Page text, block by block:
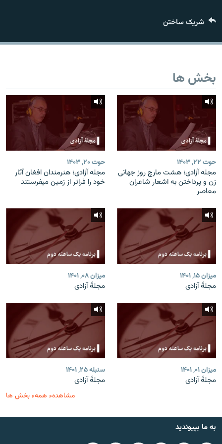
به ما بپیوندید
همۀ سایت‌های رادیو آزادی/ رادیو اروپای آزاد
شریک ساختن
بخش ها
حوت ۲۲, ۱۴۰۳
مجله آزادی؛ هشت مارچ روز جهانی
زن و پرداختن به اشعار شاعران
معاصر
حوت ۲۰, ۱۴۰۳
مجله آزادی؛ هنرمندان افغان آثار
خود را فراتر از زمین میفرستند
ميزان ۱۵, ۱۴۰۱
مجلۀ آزادی
ميزان ۰۸, ۱۴۰۱
مجلۀ آزادی
ميزان ۰۱, ۱۴۰۱
مجلۀ آزادی
سنبله ۲۵, ۱۴۰۱
مجلۀ آزادی
مشاهدهء همهء بخش ها
به ما بپیوندید